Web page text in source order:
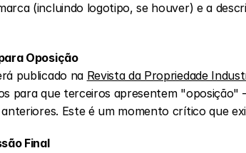
(incluindo logotipo, se houver) e a
Oposição
publicado na Revista da Propriedade
para que terceiros apresentem
Este é um momento crítico que
Final